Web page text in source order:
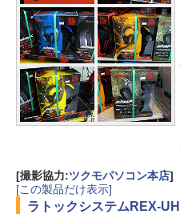
[撮影協力:ツクモパソコン本店]
[この製品だけ表示]
ラトックシステム REX-